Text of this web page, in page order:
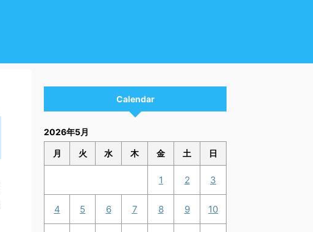
Calendar
2026年5月
月 火 水 木 金 土 日
1 2 3
4 5 6 7 8 9 10